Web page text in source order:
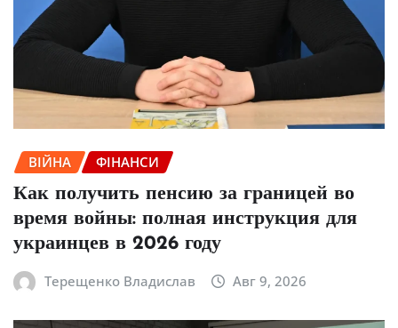
ВІЙНА ФІНАНСИ
Как получить пенсию за границей во
время войны: полная инструкция для
украинцев в 2026 году
Терещенко Владислав Авг 9, 2026